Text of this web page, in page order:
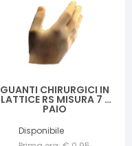
GUANTI CHIRURGICI IN
LATTICE RS MISURA 7 1
PAIO
Disponibile